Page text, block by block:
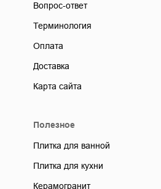
Вопрос-ответ
Терминология
Оплата
Доставка
Карта сайта
Полезное
Плитка для ванной
Плитка для кухни
Керамогранит